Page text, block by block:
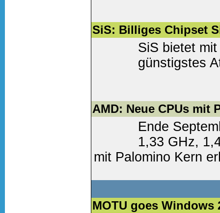
SiS: Billiges Chipset
SiS bietet
günstigstes
AMD: Neue CPUs mit
Ende
1,33 GHz,
mit Palomino Kern
MOTU goes Windows